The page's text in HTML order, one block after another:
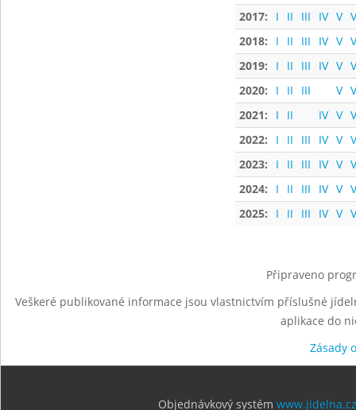
2017:
I II III IV V
2018:
I II III IV V
2019:
I II III IV V
2020:
I II III V
2021:
I II IV V
2022:
I II III IV V
2023:
I II III IV V
2024:
I II III IV V
2025:
I II III IV V
Připraveno
Veškeré publikované informace jsou vlastnictvím příslušné
aplikace do
Zásady
Objednávkový systém www.jidelna.cz